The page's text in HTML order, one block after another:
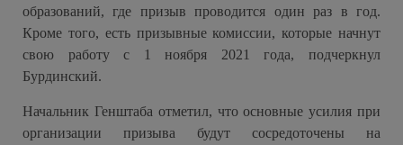
образований, где призыв проводится один раз в год.
Кроме того, есть призывные комиссии, которые начнут
свою работу с 1 ноября 2021 года, подчеркнул
Бурдинский.
Начальник Генштаба отметил, что основные усилия при
организации призыва будут сосредоточены на